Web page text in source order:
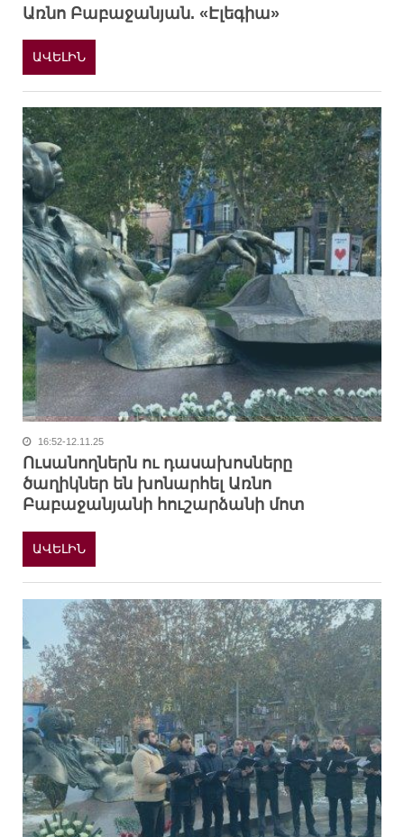
Առնո Բաբաջանյան. «Էլեգիա»
ԱՎԵԼԻՆ
16:52-12.11.25
Ուսանողներն ու դասախոսները
ծաղիկներ են խոնարհել Առնո
Բաբաջանյանի հուշարձանի մոտ
ԱՎԵԼԻՆ